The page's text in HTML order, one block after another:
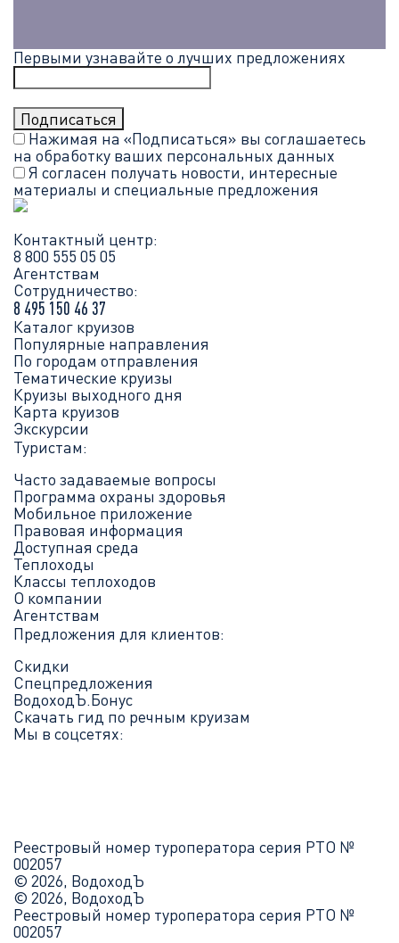
Первыми узнавайте о лучших предложениях
Нажимая на «Подписаться» вы соглашаетесь
на обработку ваших персональных данных
Я согласен получать новости, интересные
материалы и специальные предложения
Контактный центр:
8 800 555 05 05
Агентствам
Сотрудничество:
8 495 150 46 37
Каталог круизов
Популярные направления
По городам отправления
Тематические круизы
Круизы выходного дня
Карта круизов
Экскурсии
Туристам:
Часто задаваемые вопросы
Программа охраны здоровья
Мобильное приложение
Правовая информация
Доступная среда
Теплоходы
Классы теплоходов
О компании
Агентствам
Предложения для клиентов:
Скидки
Спецпредложения
ВодоходЪ.Бонус
Скачать гид по речным круизам
Мы в соцсетях:
Реестровый номер туроператора серия РТО №
002057
© 2026, ВодоходЪ
© 2026, ВодоходЪ
Реестровый номер туроператора серия РТО №
002057